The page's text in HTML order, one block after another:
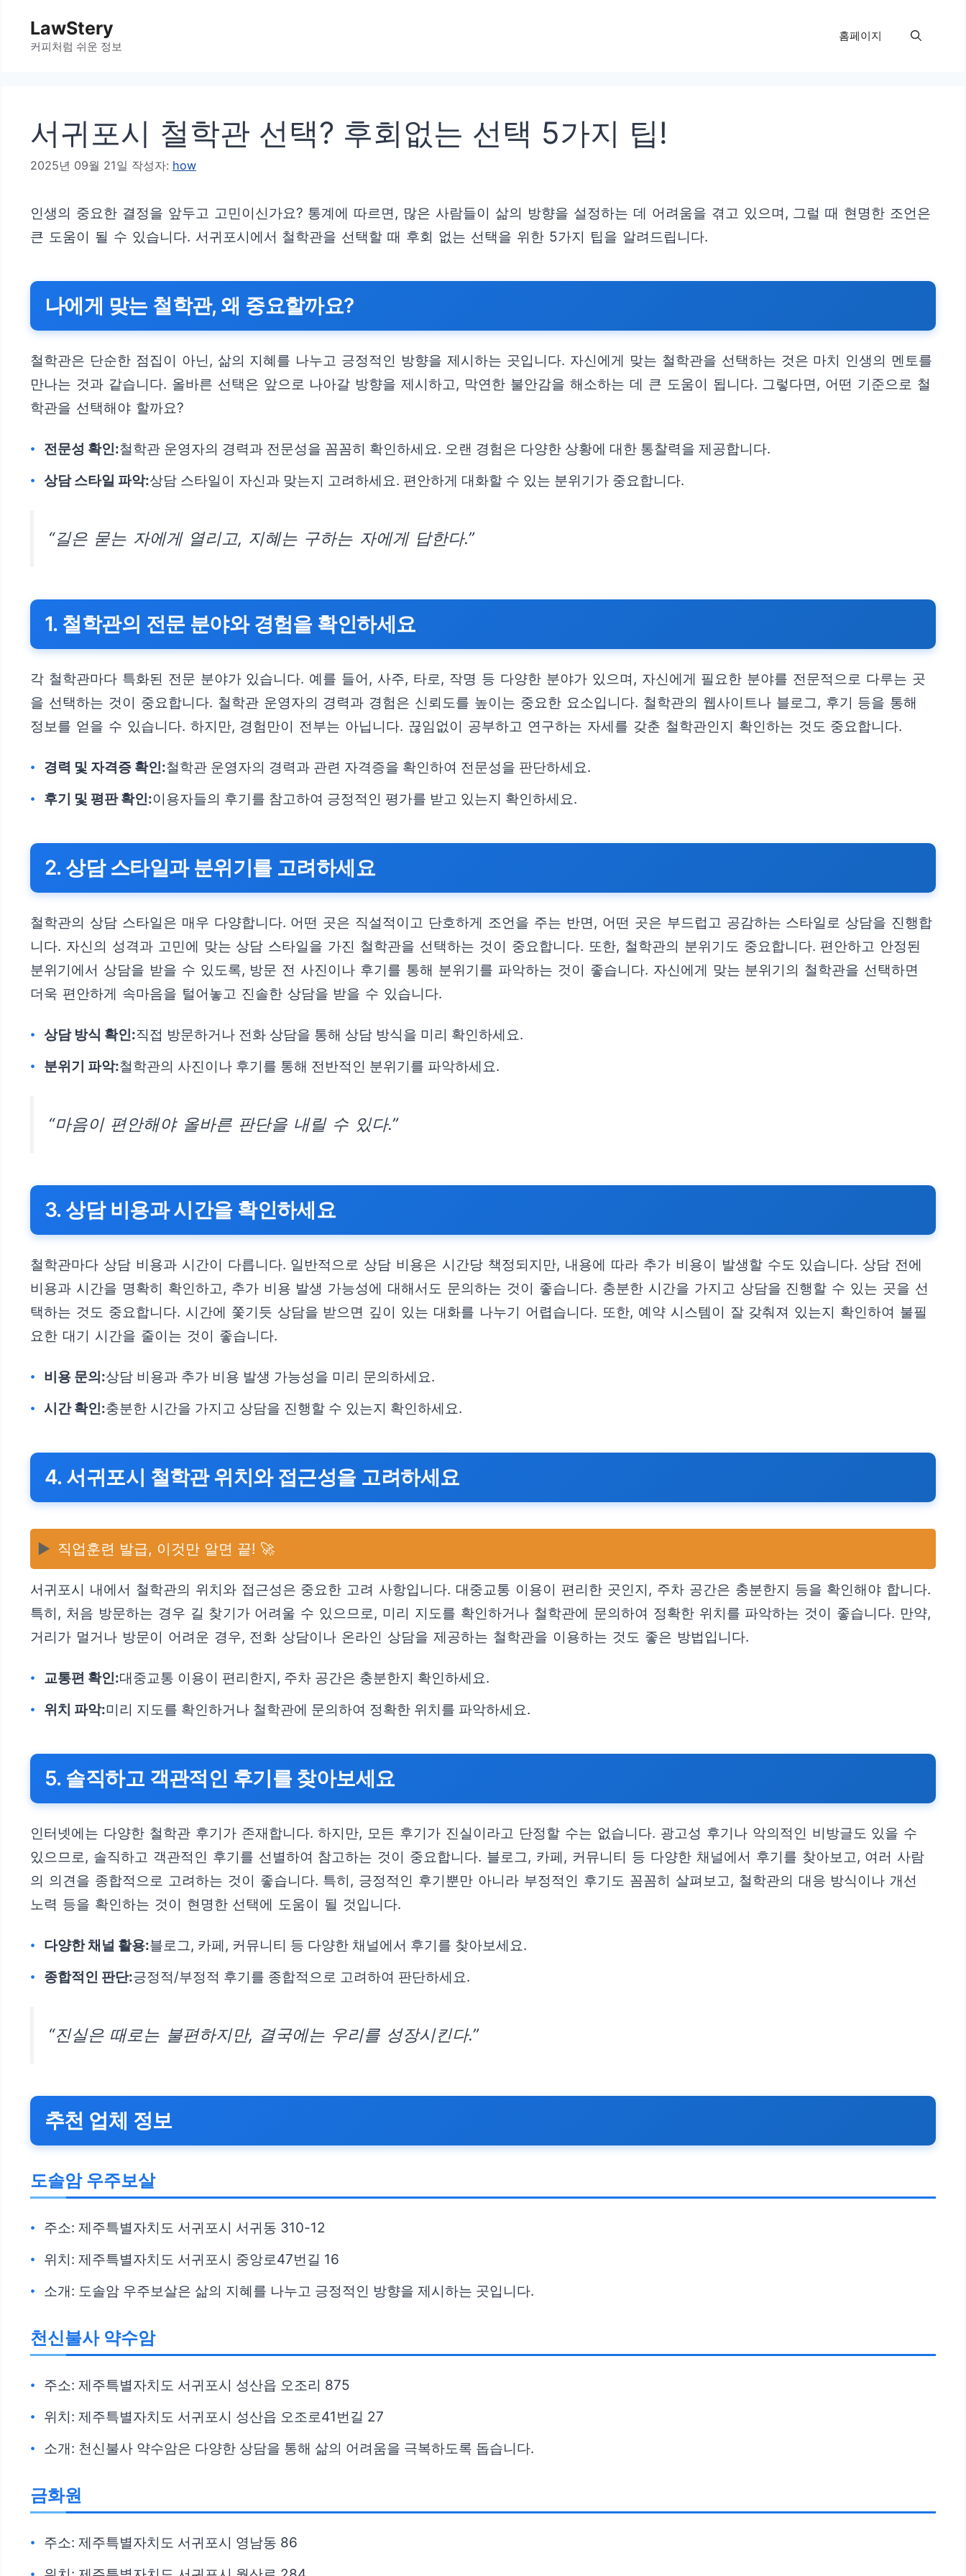
LawStery
커피처럼 쉬운 정보
홈페이지
서귀포시 철학관 선택? 후회없는 선택 5가지 팁!
2025년 09월 21일 작성자: how
인생의 중요한 결정을 앞두고 고민이신가요? 통계에 따르면, 많은 사람들이 삶의 방향을 설정하는 데 어려움을 겪고 있으며, 그럴 때 현명한 조언은
큰 도움이 될 수 있습니다. 서귀포시에서 철학관을 선택할 때 후회 없는 선택을 위한 5가지 팁을 알려드립니다.
나에게 맞는 철학관, 왜 중요할까요?
철학관은 단순한 점집이 아닌, 삶의 지혜를 나누고 긍정적인 방향을 제시하는 곳입니다. 자신에게 맞는 철학관을 선택하는 것은 마치 인생의 멘토를
만나는 것과 같습니다. 올바른 선택은 앞으로 나아갈 방향을 제시하고, 막연한 불안감을 해소하는 데 큰 도움이 됩니다. 그렇다면, 어떤 기준으로 철
학관을 선택해야 할까요?
전문성 확인:철학관 운영자의 경력과 전문성을 꼼꼼히 확인하세요. 오랜 경험은 다양한 상황에 대한 통찰력을 제공합니다.
상담 스타일 파악:상담 스타일이 자신과 맞는지 고려하세요. 편안하게 대화할 수 있는 분위기가 중요합니다.
“길은 묻는 자에게 열리고, 지혜는 구하는 자에게 답한다.”
1. 철학관의 전문 분야와 경험을 확인하세요
각 철학관마다 특화된 전문 분야가 있습니다. 예를 들어, 사주, 타로, 작명 등 다양한 분야가 있으며, 자신에게 필요한 분야를 전문적으로 다루는 곳
을 선택하는 것이 중요합니다. 철학관 운영자의 경력과 경험은 신뢰도를 높이는 중요한 요소입니다. 철학관의 웹사이트나 블로그, 후기 등을 통해
정보를 얻을 수 있습니다. 하지만, 경험만이 전부는 아닙니다. 끊임없이 공부하고 연구하는 자세를 갖춘 철학관인지 확인하는 것도 중요합니다.
경력 및 자격증 확인:철학관 운영자의 경력과 관련 자격증을 확인하여 전문성을 판단하세요.
후기 및 평판 확인:이용자들의 후기를 참고하여 긍정적인 평가를 받고 있는지 확인하세요.
2. 상담 스타일과 분위기를 고려하세요
철학관의 상담 스타일은 매우 다양합니다. 어떤 곳은 직설적이고 단호하게 조언을 주는 반면, 어떤 곳은 부드럽고 공감하는 스타일로 상담을 진행합
니다. 자신의 성격과 고민에 맞는 상담 스타일을 가진 철학관을 선택하는 것이 중요합니다. 또한, 철학관의 분위기도 중요합니다. 편안하고 안정된
분위기에서 상담을 받을 수 있도록, 방문 전 사진이나 후기를 통해 분위기를 파악하는 것이 좋습니다. 자신에게 맞는 분위기의 철학관을 선택하면
더욱 편안하게 속마음을 털어놓고 진솔한 상담을 받을 수 있습니다.
상담 방식 확인:직접 방문하거나 전화 상담을 통해 상담 방식을 미리 확인하세요.
분위기 파악:철학관의 사진이나 후기를 통해 전반적인 분위기를 파악하세요.
“마음이 편안해야 올바른 판단을 내릴 수 있다.”
3. 상담 비용과 시간을 확인하세요
철학관마다 상담 비용과 시간이 다릅니다. 일반적으로 상담 비용은 시간당 책정되지만, 내용에 따라 추가 비용이 발생할 수도 있습니다. 상담 전에
비용과 시간을 명확히 확인하고, 추가 비용 발생 가능성에 대해서도 문의하는 것이 좋습니다. 충분한 시간을 가지고 상담을 진행할 수 있는 곳을 선
택하는 것도 중요합니다. 시간에 쫓기듯 상담을 받으면 깊이 있는 대화를 나누기 어렵습니다. 또한, 예약 시스템이 잘 갖춰져 있는지 확인하여 불필
요한 대기 시간을 줄이는 것이 좋습니다.
비용 문의:상담 비용과 추가 비용 발생 가능성을 미리 문의하세요.
시간 확인:충분한 시간을 가지고 상담을 진행할 수 있는지 확인하세요.
4. 서귀포시 철학관 위치와 접근성을 고려하세요
▶️ 직업훈련 발급, 이것만 알면 끝! 🚀
서귀포시 내에서 철학관의 위치와 접근성은 중요한 고려 사항입니다. 대중교통 이용이 편리한 곳인지, 주차 공간은 충분한지 등을 확인해야 합니다.
특히, 처음 방문하는 경우 길 찾기가 어려울 수 있으므로, 미리 지도를 확인하거나 철학관에 문의하여 정확한 위치를 파악하는 것이 좋습니다. 만약,
거리가 멀거나 방문이 어려운 경우, 전화 상담이나 온라인 상담을 제공하는 철학관을 이용하는 것도 좋은 방법입니다.
교통편 확인:대중교통 이용이 편리한지, 주차 공간은 충분한지 확인하세요.
위치 파악:미리 지도를 확인하거나 철학관에 문의하여 정확한 위치를 파악하세요.
5. 솔직하고 객관적인 후기를 찾아보세요
인터넷에는 다양한 철학관 후기가 존재합니다. 하지만, 모든 후기가 진실이라고 단정할 수는 없습니다. 광고성 후기나 악의적인 비방글도 있을 수
있으므로, 솔직하고 객관적인 후기를 선별하여 참고하는 것이 중요합니다. 블로그, 카페, 커뮤니티 등 다양한 채널에서 후기를 찾아보고, 여러 사람
의 의견을 종합적으로 고려하는 것이 좋습니다. 특히, 긍정적인 후기뿐만 아니라 부정적인 후기도 꼼꼼히 살펴보고, 철학관의 대응 방식이나 개선
노력 등을 확인하는 것이 현명한 선택에 도움이 될 것입니다.
다양한 채널 활용:블로그, 카페, 커뮤니티 등 다양한 채널에서 후기를 찾아보세요.
종합적인 판단:긍정적/부정적 후기를 종합적으로 고려하여 판단하세요.
“진실은 때로는 불편하지만, 결국에는 우리를 성장시킨다.”
추천 업체 정보
도솔암 우주보살
주소: 제주특별자치도 서귀포시 서귀동 310-12
위치: 제주특별자치도 서귀포시 중앙로47번길 16
소개: 도솔암 우주보살은 삶의 지혜를 나누고 긍정적인 방향을 제시하는 곳입니다.
천신불사 약수암
주소: 제주특별자치도 서귀포시 성산읍 오조리 875
위치: 제주특별자치도 서귀포시 성산읍 오조로41번길 27
소개: 천신불사 약수암은 다양한 상담을 통해 삶의 어려움을 극복하도록 돕습니다.
금화원
주소: 제주특별자치도 서귀포시 영남동 86